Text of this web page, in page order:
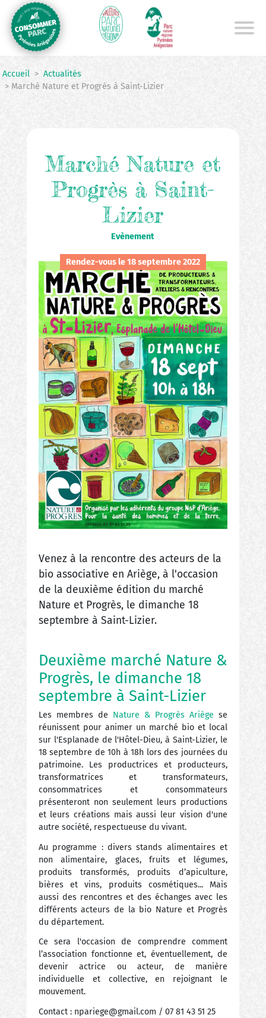
contenu
principal
Accueil > Actualités
> Marché Nature et Progrès à Saint-Lizier
Marché Nature et
Progrès à Saint-
Lizier
Evènement
Rendez-vous le 18 septembre 2022
Venez à la rencontre des acteurs de la
bio associative en Ariège, à l'occasion
de la deuxième édition du marché
Nature et Progrès, le dimanche 18
septembre à Saint-Lizier.
Deuxième marché Nature &
Progrès, le dimanche 18
septembre à Saint-Lizier
Les membres de Nature & Progrès Ariège se
réunissent pour animer un marché bio et local
sur l'Esplanade de l'Hôtel-Dieu, à Saint-Lizier, le
18 septembre de 10h à 18h lors des journées du
patrimoine. Les productrices et producteurs,
transformatrices et transformateurs,
consommatrices et consommateurs
présenteront non seulement leurs productions
et leurs créations mais aussi leur vision d'une
autre société, respectueuse du vivant.
Au programme : divers stands alimentaires et
non alimentaire, glaces, fruits et légumes,
produits transformés, produits d’apiculture,
bières et vins, produits cosmétiques... Mais
aussi des rencontres et des échanges avec les
différents acteurs de la bio Nature et Progrès
du département.
Ce sera l'occasion de comprendre comment
l’association fonctionne et, éventuellement, de
devenir actrice ou acteur, de manière
individuelle et collective, en rejoignant le
mouvement.
Contact : npariege@gmail.com / 07 81 43 51 25